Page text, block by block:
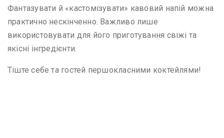
Фантазувати й «кастомізувати» кавовий напій можна
практично нескінченно. Важливо лише
використовувати для його приготування свіжі та
якісні інгредієнти.
Тіште себе та гостей першокласними коктейлями!